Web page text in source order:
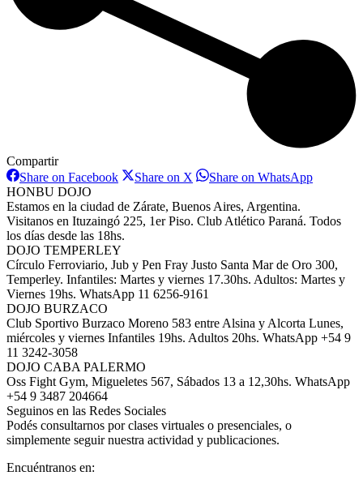
Compartir
Share on FacebookShare
Facebook
Share on X Share
X
Share on WhatsAppShare
HONBU DOJO
Estamos en la ciudad de Zárate, Buenos Aires, Argentina.
Visitanos en Ituzaingó 225, 1er Piso. Club Atlético Paraná. Todos
los días desde las 18hs.
DOJO TEMPERLEY
Círculo Ferroviario, Jub y Pen Fray Justo Santa Mar de Oro 300,
Temperley. Infantiles: Martes y viernes 17.30hs. Adultos: Martes y
Viernes 19hs. WhatsApp 11 6256-9161
DOJO BURZACO
Club Sportivo Burzaco Moreno 583 entre Alsina y Alcorta Lunes,
miércoles y viernes Infantiles 19hs. Adultos 20hs. WhatsApp +54 9
11 3242-3058
DOJO CABA PALERMO
Oss Fight Gym, Migueletes 567, Sábados 13 a 12,30hs. WhatsApp
+54 9 3487 204664
Seguinos en las Redes Sociales
Podés consultarnos por clases virtuales o presenciales, o
simplemente seguir nuestra actividad y publicaciones.
Encuéntranos en: